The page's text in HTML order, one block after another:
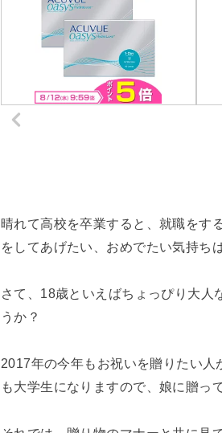
晴れて高校を卒業すると、就職をす
をしてあげたい、おめでたい気持ち
さて、18歳といえばちょっぴり大人
うか？
2017年の今年もお祝いを贈りたい
も大学生になりますので、娘に贈っ